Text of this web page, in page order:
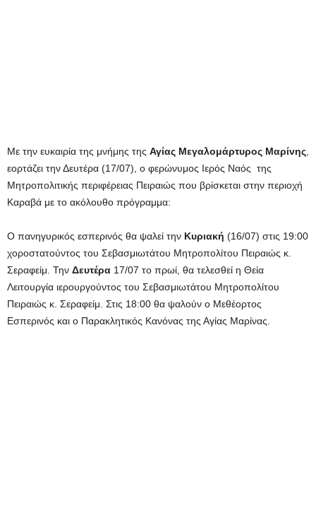
Με την ευκαιρία της μνήμης της Αγίας Μεγαλομάρτυρος Μαρίνης
εορτάζει την Δευτέρα (17/07), ο φερώνυμος Ιερός Ναός της
Μητροπολιτικής περιφέρειας Πειραιώς που βρίσκεται στην περιοχή
Καραβά με το ακόλουθο πρόγραμμα:
Ο πανηγυρικός εσπερινός θα ψαλεί την Κυριακή (16/07) στις 19:00
χοροστατούντος του Σεβασμιωτάτου Μητροπολίτου Πειραιώς κ.
Σεραφείμ. Την Δευτέρα 17/07 το πρωί, θα τελεσθεί η Θεία
Λειτουργία ιερουργούντος του Σεβασμιωτάτου Μητροπολίτου
Πειραιώς κ. Σεραφείμ. Στις 18:00 θα ψαλούν ο Μεθέορτος
Εσπερινός και ο Παρακλητικός Κανόνας της Αγίας Μαρίνας.